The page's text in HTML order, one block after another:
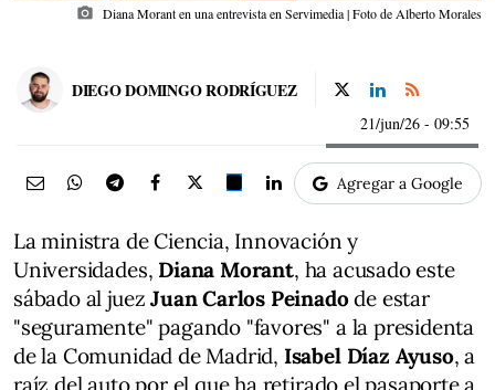
photo_camera Diana Morant en una entrevista en Servimedia | Foto de Alberto Morales
DIEGO DOMINGO RODRÍGUEZ
21/jun/26 - 09:55
Agregar a Google
La ministra de Ciencia, Innovación y
Universidades, Diana Morant, ha acusado este
sábado al juezJuan Carlos Peinadode estar
"seguramente" pagando "favores" a la presidenta
de la Comunidad de Madrid, Isabel Díaz Ayuso, a